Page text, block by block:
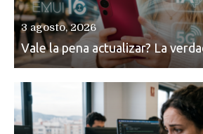
3 agosto, 2026